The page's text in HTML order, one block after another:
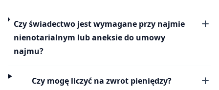
Czy świadectwo jest wymagane przy najmie
nienotarialnym lub aneksie do umowy
najmu?
Czy mogę liczyć na zwrot pieniędzy?